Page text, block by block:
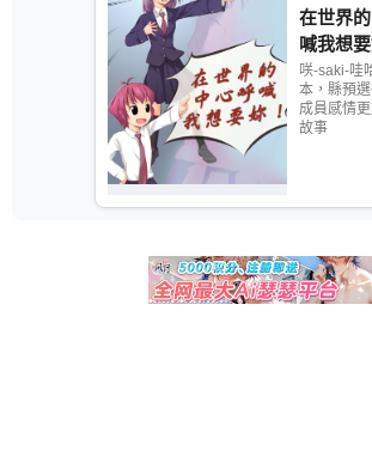
在世界
喊我想要
咲-saki-哇
本，縣預
成員感情
故事